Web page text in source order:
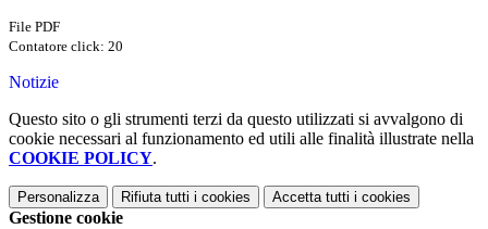
File PDF
Contatore click: 20
Notizie
Questo sito o gli strumenti terzi da questo utilizzati si avvalgono di
cookie necessari al funzionamento ed utili alle finalità illustrate nella
COOKIE POLICY.
Personalizza Rifiuta tutti i cookies Accetta tutti i cookies
Gestione cookie